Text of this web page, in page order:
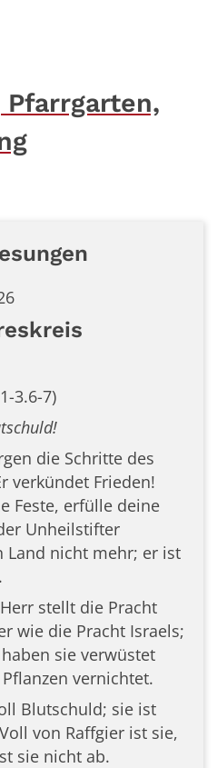
Pfarrgarten,
3.6-7)
die Schritte des
verkündet Frieden!
Feste, erfülle deine
Unheilstifter
Land nicht mehr; er ist
stellt die Pracht
wie die Pracht Israels;
sie verwüstet
vernichtet.
Blutschuld; sie ist
von Raffgier ist sie,
sie nicht ab.